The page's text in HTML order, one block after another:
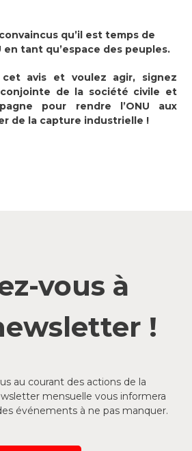
qu’il est temps de
en tant qu’espace des peuples.
avis et voulez agir, signez
de la société civile et
pour rendre l’ONU aux
de la capture industrielle !
vous à
!
au courant des actions de la
mensuelle vous informera
événements à ne pas manquer.